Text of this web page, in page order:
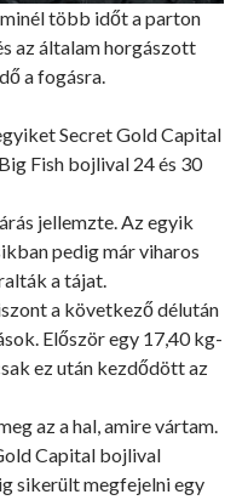
több időt a parton
az általam horgászott
a fogásra.
Secret Gold Capital
Fish bojlival 24 és 30
jellemzte. Az egyik
pedig már viharos
a tájat.
a következő délután
Először egy 17,40 kg-
ez után kezdődött az
az a hal, amire vártam.
Capital bojlival
sikerült megfejelni egy